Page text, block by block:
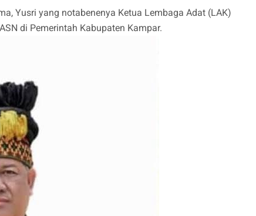
Yusri yang notabenenya Ketua Lembaga Adat (LAK)
di Pemerintah Kabupaten Kampar.